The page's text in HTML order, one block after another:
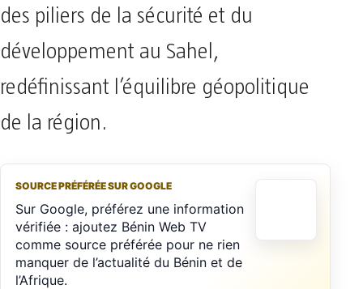
des piliers de la sécurité et du
développement au Sahel,
redéfinissant l’équilibre géopolitique
de la région.
SOURCE PRÉFÉRÉE SUR GOOGLE
Sur Google, préférez une information
vérifiée : ajoutez Bénin Web TV
comme source préférée pour ne rien
manquer de l’actualité du Bénin et de
l’Afrique.